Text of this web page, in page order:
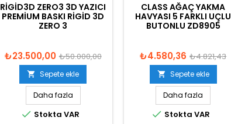
RIGID3D ZERO3 3D YAZICI
PREMIUM BASKI RIGID 3D
ZERO 3
₺23.500,00 ₺50.000,00
 Sepete ekle
Daha fazla
 Stokta VAR
CLASS AĞAÇ YAKMA
HAVYASI 5 FARKLI UÇLU
BUTONLU ZD8905
₺4.580,36 ₺4.821,43
 Sepete ekle
Daha fazla
 Stokta VAR